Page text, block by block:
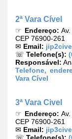
2ª Vara Cível
☞ Endereço:
CEP 76900-261
✉ Email:
☏ Telefone(s):
Responsável:
Telefone,
Vara Cível
3ª Vara Civel
☞ Endereço:
CEP 76900-261
✉ Email:
☏ Telefone(s):